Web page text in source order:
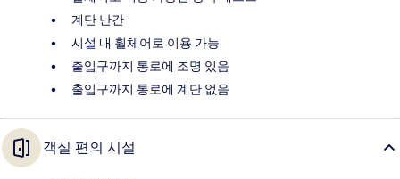
계단 난간
시설 내 휠체어로 이용 가능
출입구까지 통로에 조명 있음
출입구까지 통로에 계단 없음
객실 편의 시설